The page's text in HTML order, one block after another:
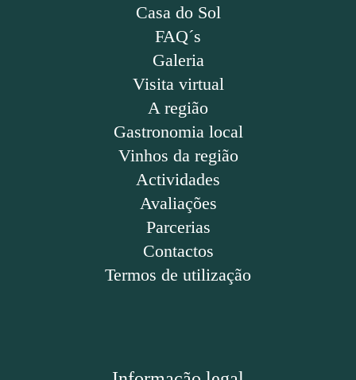
Casa do Sol
FAQ´s
Galeria
Visita virtual
A região
Gastronomia local
Vinhos da região
Actividades
Avaliações
Parcerias
Contactos
Termos de utilização